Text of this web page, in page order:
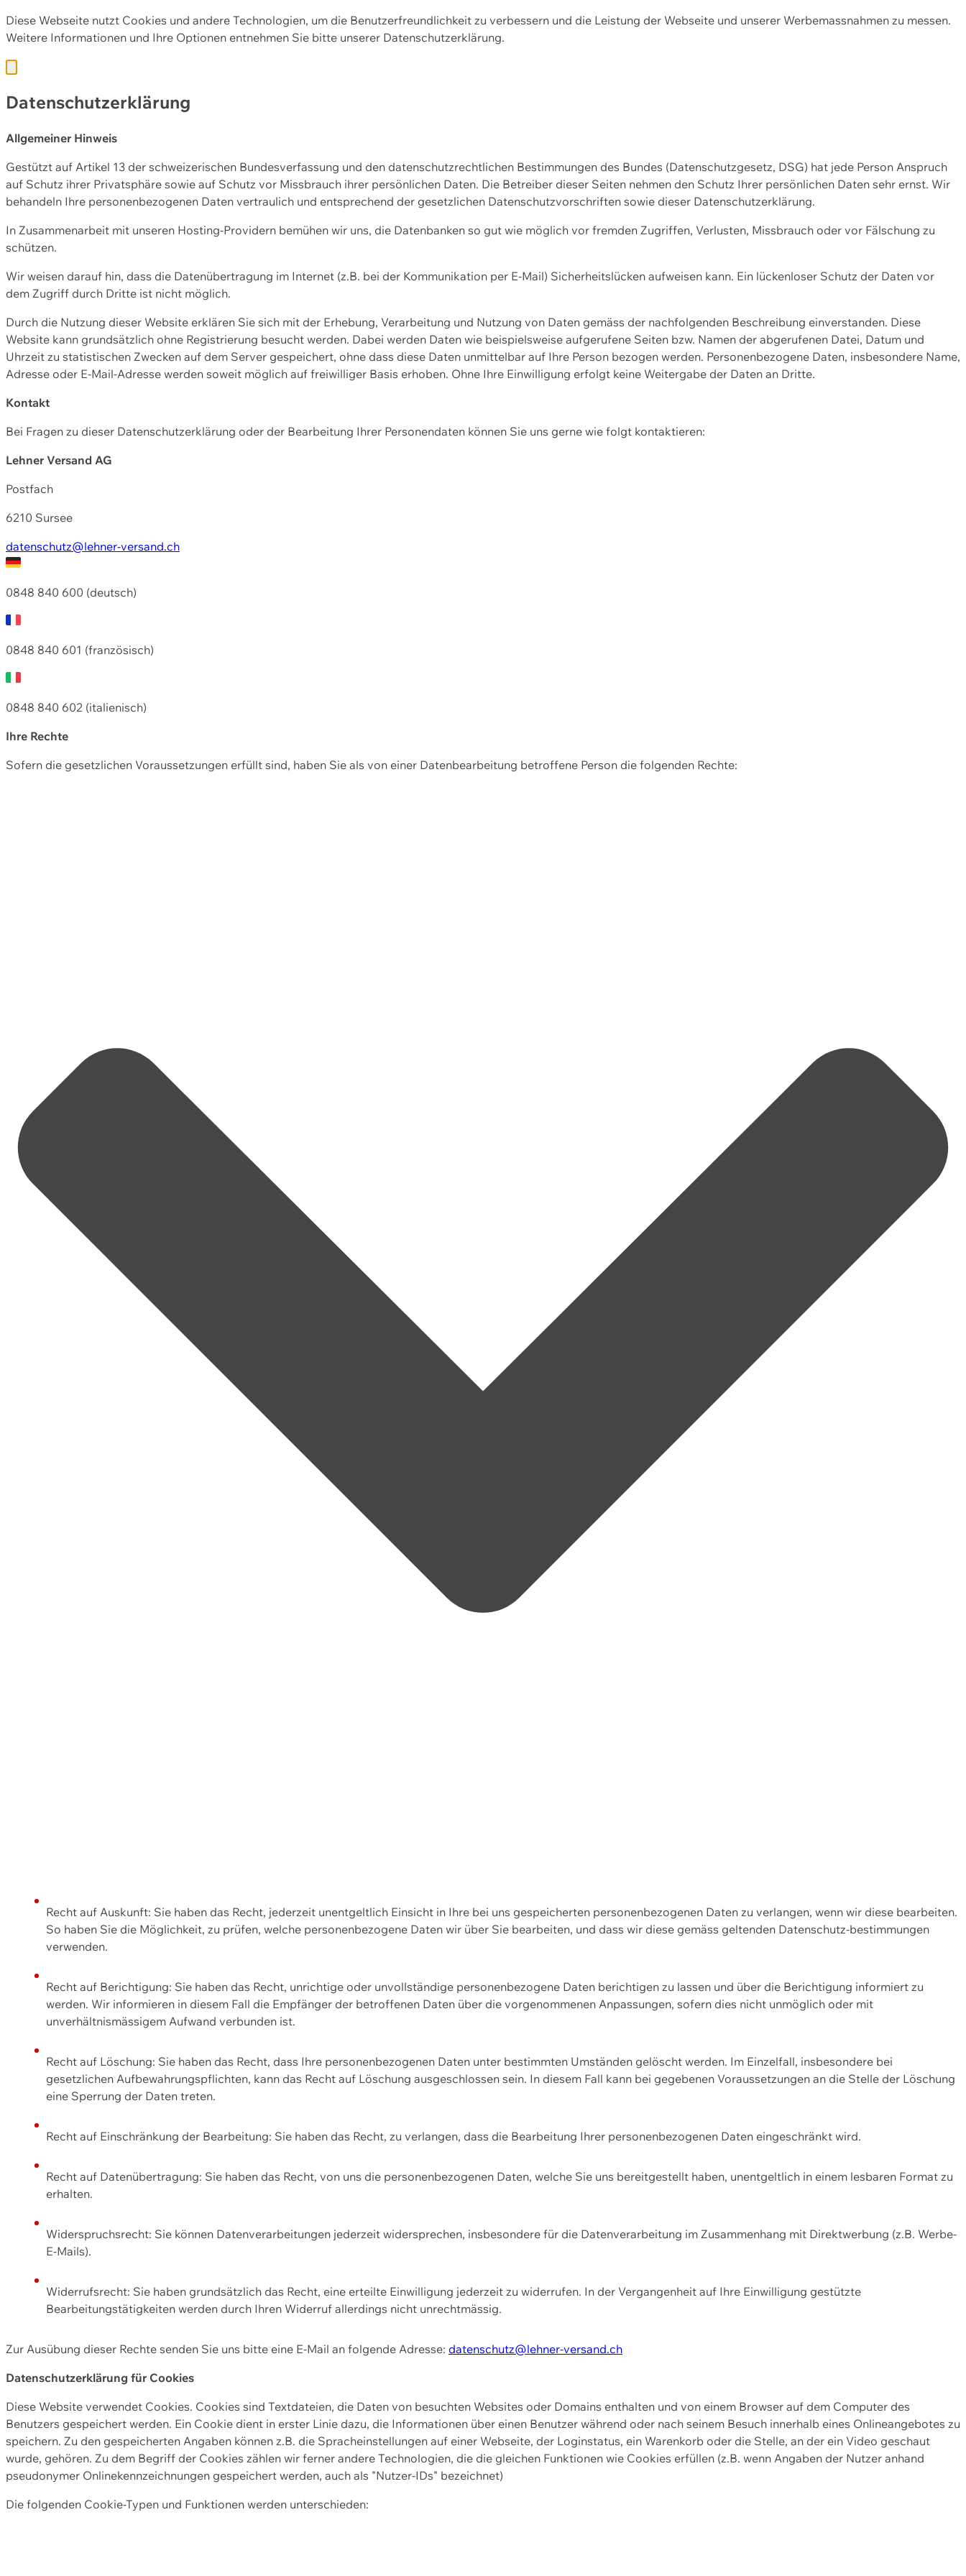
Diese Webseite nutzt Cookies und andere Technologien, um die Benutzerfreundlichkeit zu verbessern und die Leistung der Webseite und unserer Werbemassnahmen zu messen.
Weitere Informationen und Ihre Optionen entnehmen Sie bitte unserer Datenschutzerklärung.
Datenschutzerklärung
Allgemeiner Hinweis
Gestützt auf Artikel 13 der schweizerischen Bundesverfassung und den datenschutzrechtlichen Bestimmungen des Bundes (Datenschutzgesetz, DSG) hat jede Person Anspruch
auf Schutz ihrer Privatsphäre sowie auf Schutz vor Missbrauch ihrer persönlichen Daten. Die Betreiber dieser Seiten nehmen den Schutz Ihrer persönlichen Daten sehr ernst. Wir
behandeln Ihre personenbezogenen Daten vertraulich und entsprechend der gesetzlichen Datenschutzvorschriften sowie dieser Datenschutzerklärung.
In Zusammenarbeit mit unseren Hosting-Providern bemühen wir uns, die Datenbanken so gut wie möglich vor fremden Zugriffen, Verlusten, Missbrauch oder vor Fälschung zu
schützen.
Wir weisen darauf hin, dass die Datenübertragung im Internet (z.B. bei der Kommunikation per E-Mail) Sicherheitslücken aufweisen kann. Ein lückenloser Schutz der Daten vor
dem Zugriff durch Dritte ist nicht möglich.
Durch die Nutzung dieser Website erklären Sie sich mit der Erhebung, Verarbeitung und Nutzung von Daten gemäss der nachfolgenden Beschreibung einverstanden. Diese
Website kann grundsätzlich ohne Registrierung besucht werden. Dabei werden Daten wie beispielsweise aufgerufene Seiten bzw. Namen der abgerufenen Datei, Datum und
Uhrzeit zu statistischen Zwecken auf dem Server gespeichert, ohne dass diese Daten unmittelbar auf Ihre Person bezogen werden. Personenbezogene Daten, insbesondere Name,
Adresse oder E-Mail-Adresse werden soweit möglich auf freiwilliger Basis erhoben. Ohne Ihre Einwilligung erfolgt keine Weitergabe der Daten an Dritte.
Kontakt
Bei Fragen zu dieser Datenschutzerklärung oder der Bearbeitung Ihrer Personendaten können Sie uns gerne wie folgt kontaktieren:
Lehner Versand AG
Postfach
6210 Sursee
datenschutz@lehner-versand.ch
0848 840 600 (deutsch)
0848 840 601 (französisch)
0848 840 602 (italienisch)
Ihre Rechte
Sofern die gesetzlichen Voraussetzungen erfüllt sind, haben Sie als von einer Datenbearbeitung betroffene Person die folgenden Rechte:
Recht auf Auskunft: Sie haben das Recht, jederzeit unentgeltlich Einsicht in Ihre bei uns gespeicherten personenbezogenen Daten zu verlangen, wenn wir diese bearbeiten.
So haben Sie die Möglichkeit, zu prüfen, welche personenbezogene Daten wir über Sie bearbeiten, und dass wir diese gemäss geltenden Datenschutz-bestimmungen
verwenden.
Recht auf Berichtigung: Sie haben das Recht, unrichtige oder unvollständige personenbezogene Daten berichtigen zu lassen und über die Berichtigung informiert zu
werden. Wir informieren in diesem Fall die Empfänger der betroffenen Daten über die vorgenommenen Anpassungen, sofern dies nicht unmöglich oder mit
unverhältnismässigem Aufwand verbunden ist.
Recht auf Löschung: Sie haben das Recht, dass Ihre personenbezogenen Daten unter bestimmten Umständen gelöscht werden. Im Einzelfall, insbesondere bei
gesetzlichen Aufbewahrungspflichten, kann das Recht auf Löschung ausgeschlossen sein. In diesem Fall kann bei gegebenen Voraussetzungen an die Stelle der Löschung
eine Sperrung der Daten treten.
Recht auf Einschränkung der Bearbeitung: Sie haben das Recht, zu verlangen, dass die Bearbeitung Ihrer personenbezogenen Daten eingeschränkt wird.
Recht auf Datenübertragung: Sie haben das Recht, von uns die personenbezogenen Daten, welche Sie uns bereitgestellt haben, unentgeltlich in einem lesbaren Format zu
erhalten.
Widerspruchsrecht: Sie können Datenverarbeitungen jederzeit widersprechen, insbesondere für die Datenverarbeitung im Zusammenhang mit Direktwerbung (z.B. Werbe-
E-Mails).
Widerrufsrecht: Sie haben grundsätzlich das Recht, eine erteilte Einwilligung jederzeit zu widerrufen. In der Vergangenheit auf Ihre Einwilligung gestützte
Bearbeitungstätigkeiten werden durch Ihren Widerruf allerdings nicht unrechtmässig.
Zur Ausübung dieser Rechte senden Sie uns bitte eine E-Mail an folgende Adresse: datenschutz@lehner-versand.ch
Datenschutzerklärung für Cookies
Diese Website verwendet Cookies. Cookies sind Textdateien, die Daten von besuchten Websites oder Domains enthalten und von einem Browser auf dem Computer des
Benutzers gespeichert werden. Ein Cookie dient in erster Linie dazu, die Informationen über einen Benutzer während oder nach seinem Besuch innerhalb eines Onlineangebotes zu
speichern. Zu den gespeicherten Angaben können z.B. die Spracheinstellungen auf einer Webseite, der Loginstatus, ein Warenkorb oder die Stelle, an der ein Video geschaut
wurde, gehören. Zu dem Begriff der Cookies zählen wir ferner andere Technologien, die die gleichen Funktionen wie Cookies erfüllen (z.B. wenn Angaben der Nutzer anhand
pseudonymer Onlinekennzeichnungen gespeichert werden, auch als "Nutzer-IDs" bezeichnet)
Die folgenden Cookie-Typen und Funktionen werden unterschieden: